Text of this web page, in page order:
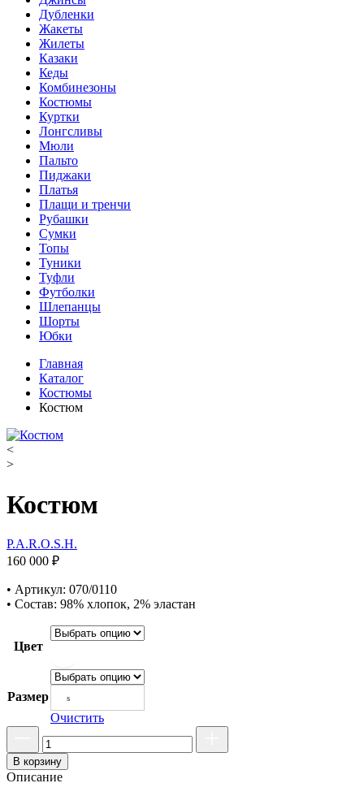
Дубленки
Жакеты
Жилеты
Казаки
Кеды
Комбинезоны
Костюмы
Куртки
Лонгсливы
Мюли
Пальто
Пиджаки
Платья
Плащи и тренчи
Рубашки
Сумки
Топы
Туники
Туфли
Футболки
Шлепанцы
Шорты
Юбки
Главная
Каталог
Костюмы
Костюм
<
>
Костюм
P.A.R.O.S.H.
160 000 ₽
• Артикул: 070/0110
• Состав: 98% хлопок, 2% эластан
Цвет
Размер s
Очистить
В корзину
Описание